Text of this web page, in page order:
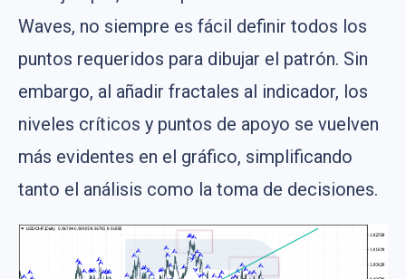
Waves, no siempre es fácil definir todos los
puntos requeridos para dibujar el patrón. Sin
embargo, al añadir fractales al indicador, los
niveles críticos y puntos de apoyo se vuelven
más evidentes en el gráfico, simplificando
tanto el análisis como la toma de decisiones.